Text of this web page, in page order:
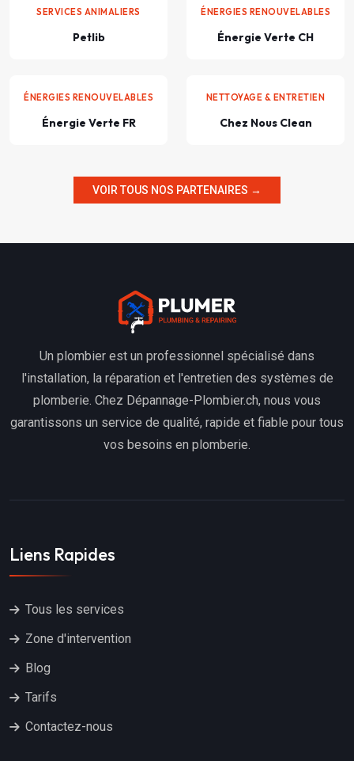
SERVICES ANIMALIERS
Petlib
ÉNERGIES RENOUVELABLES
Énergie Verte CH
ÉNERGIES RENOUVELABLES
Énergie Verte FR
NETTOYAGE & ENTRETIEN
Chez Nous Clean
VOIR TOUS NOS PARTENAIRES →
Un plombier est un professionnel spécialisé dans
l'installation, la réparation et l'entretien des systèmes de
plomberie. Chez Dépannage-Plombier.ch, nous vous
garantissons un service de qualité, rapide et fiable pour tous
vos besoins en plomberie.
Liens Rapides
Tous les services
Zone d'intervention
Blog
Tarifs
Contactez-nous